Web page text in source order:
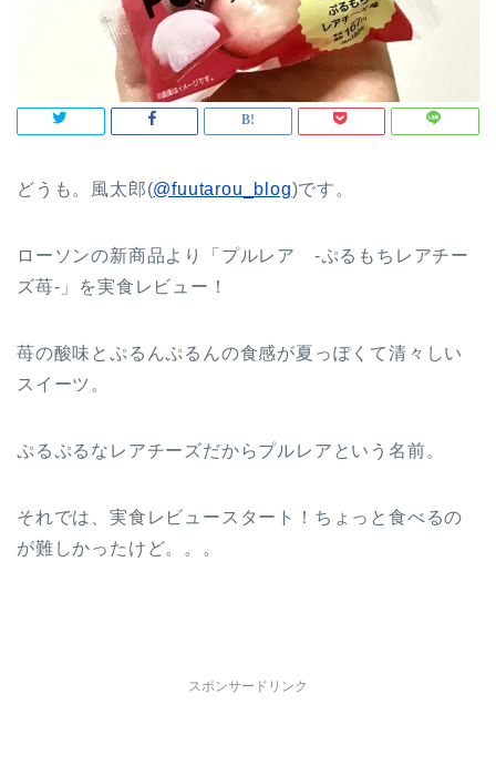
どうも。風太郎(@fuutarou_blog)です。
ローソンの新商品より「プルレア -ぷるもちレアチー
ズ苺-」を実食レビュー！
苺の酸味とぷるんぷるんの食感が夏っぽくて清々しい
スイーツ。
ぷるぷるなレアチーズだからプルレアという名前。
それでは、実食レビュースタート！ちょっと食べるの
が難しかったけど。。。
スポンサードリンク